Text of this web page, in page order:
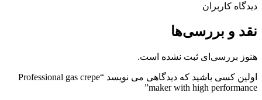
دیدگاه کاربران
نقد و بررسی‌ها
هنوز بررسی‌ای ثبت نشده است.
اولین کسی باشید که دیدگاهی می نویسد “Professional gas crepe
maker with high performance”